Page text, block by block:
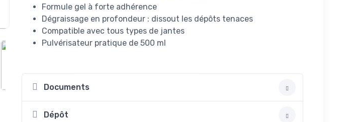
Formule gel à forte adhérence
Dégraissage en profondeur : dissout les dépôts tenaces
Compatible avec tous types de jantes
Pulvérisateur pratique de 500 ml
Documents
Dépôt